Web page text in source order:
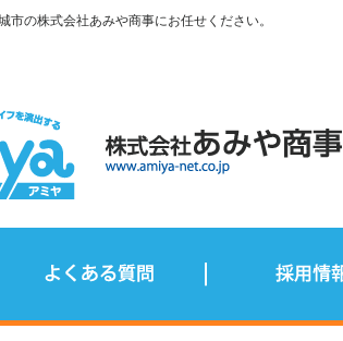
の株式会社あみや商事にお任せください。